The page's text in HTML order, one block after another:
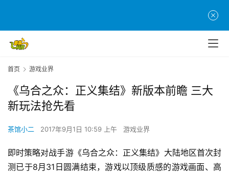
首页 游戏业界
《乌合之众：正义集结》新版本前瞻 三大
新玩法抢先看
茶馆小二 2017年9月1日 10:59 上午 游戏业界
即时策略对战手游《乌合之众：正义集结》大陆地区首次封
测已于8月31日圆满结束，游戏以顶级质感的游戏画面、高